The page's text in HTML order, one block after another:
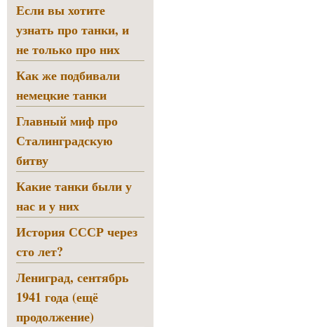
Если вы хотите
узнать про танки, и
не только про них
Как же подбивали
немецкие танки
Главный миф про
Сталинградскую
битву
Какие танки были у
нас и у них
История СССР через
сто лет?
Лениград, сентябрь
1941 года (ещё
продолжение)